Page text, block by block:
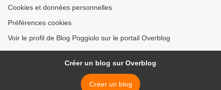
Cookies et données personnelles
Préférences cookies
Voir le profil de Blog Poggiolo sur le portail Overblog
Créer un blog sur Overblog
Créer un blog